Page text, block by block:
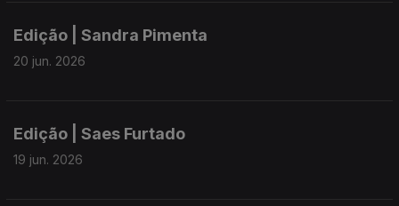
Edição | Sandra Pimenta
20 jun. 2026
Edição | Saes Furtado
19 jun. 2026